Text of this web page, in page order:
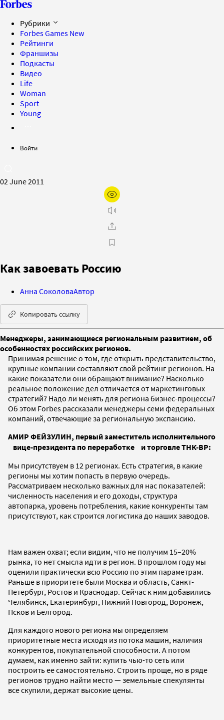
Рубрики
Forbes Games New
Рейтинги
Франшизы
Подкасты
Видео
Life
Woman
Sport
Young
Войти
02 June 2011
Как завоевать Россию
Анна СоколоваАвтор
Копировать ссылку
Менеджеры, занимающиеся региональным развитием, об
особенностях российских регионов.
Принимая решение о том, где открыть представительство,
крупные компании составляют свой рейтинг регионов. На
какие показатели они обращают внимание? Насколько
реальное положение дел отличается от маркетинговых
стратегий? Надо ли менять для региона бизнес-процессы?
Об этом Forbes рассказали менеджеры семи федеральных
компаний, отвечающие за региональную экспансию.
АМИР ФЕЙЗУЛИН, первый заместитель исполнительного
вице-президента по переработке и торговле ТНК-BP:
Мы присутствуем в 12 регионах. Есть стратегия, в какие
регионы мы хотим попасть в первую очередь.
Рассматриваем несколько важных для нас показателей:
численность населения и его доходы, структура
автопарка, уровень потребления, какие конкуренты там
присутствуют, как строится логистика до наших заводов.
Нам важен охват; если видим, что не получим 15–20%
рынка, то нет смысла идти в регион. В прошлом году мы
оценили практически всю Россию по этим параметрам.
Раньше в приоритете были Москва и область, Санкт-
Петербург, Ростов и Краснодар. Сейчас к ним добавились
Челябинск, Екатеринбург, Нижний Новгород, Воронеж,
Псков и Белгород.
Для каждого нового региона мы определяем
приоритетные места исходя из потока машин, наличия
конкурентов, покупательной способности. А потом
думаем, как именно зайти: купить чью-то сеть или
построить ее самостоятельно. Строить проще, но в ряде
регионов трудно найти место — земельные спекулянты
все скупили, держат высокие цены.